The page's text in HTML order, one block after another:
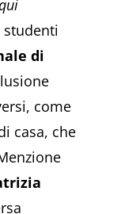
di
come
casa, che